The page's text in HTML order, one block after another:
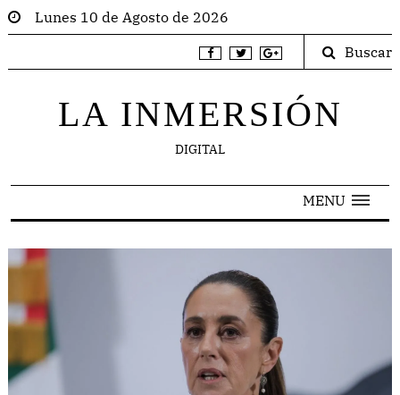
Lunes 10 de Agosto de 2026
Buscar
LA INMERSIÓN
DIGITAL
MENU